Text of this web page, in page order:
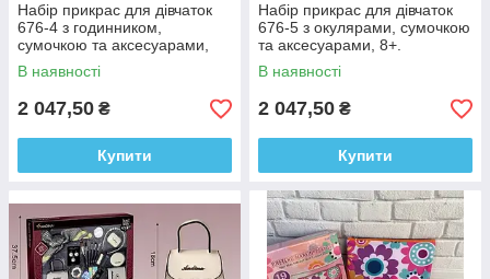
Набір прикрас для дівчаток
676-4 з годинником,
сумочкою та аксесуарами,
8+.
В наявності
2 047,50 ₴
Купити
Набір прикрас для дівчаток
676-5 з окулярами, сумочкою
та аксесуарами, 8+.
В наявності
2 047,50 ₴
Купити